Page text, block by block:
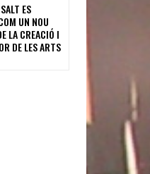
ES
UN NOU
LA CREACIÓ I
DE LES ARTS